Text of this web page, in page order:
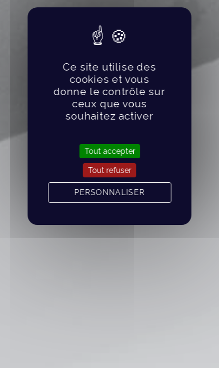
Ce site utilise des
cookies et vous
donne le contrôle sur
ceux que vous
souhaitez activer
Tout accepter
Tout refuser
PERSONNALISER